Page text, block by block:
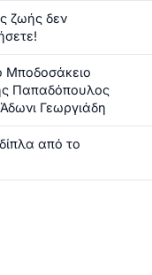
ζωής δεν
Μποδοσάκειο
Παπαδόπουλος
Γεωργιάδη
από το